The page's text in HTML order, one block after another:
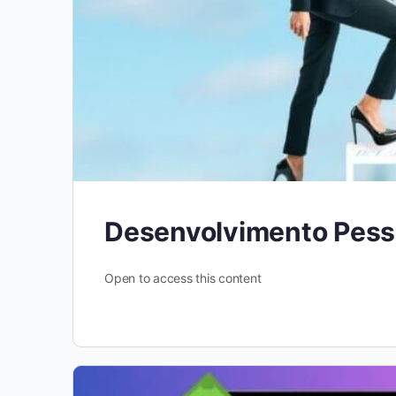
Desenvolvimento
Open to access this content